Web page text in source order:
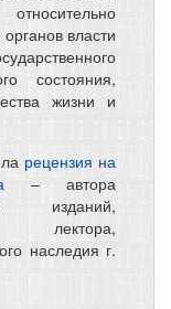
власти
состояния,
жизни и
рецензия на
– автора
изданий,
лектора,
наследия г.